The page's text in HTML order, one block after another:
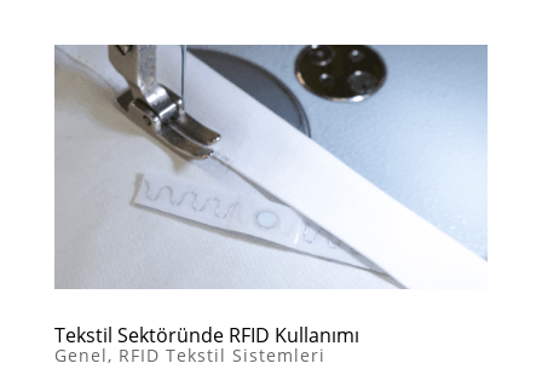
Tekstil Sektöründe RFID Kullanımı
Genel, RFID Tekstil Sistemleri